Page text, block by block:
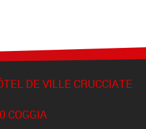
DE VILLE CRUCCIATE
COGGIA